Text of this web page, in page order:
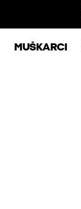
MUŠKARCI